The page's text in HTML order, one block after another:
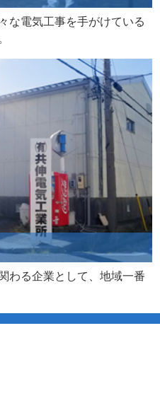
な電気工事を手がけている
わる企業として、地域一番